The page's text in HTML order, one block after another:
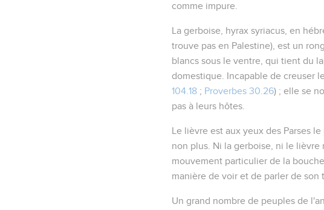
comme impure.
La gerboise hyrax syriacus , en
trouve pas en Palestine), est un
blancs sous le ventre, qui tient du
domestique. Incapable de creuser
104.18 ; Proverbes 30.26) ; elle se
pas à leurs hôtes.
Le lièvre est aux yeux des Parses
non plus. Ni la gerboise, ni le
mouvement particulier de la
manière de voir et de parler de son
Un grand nombre de peuples de